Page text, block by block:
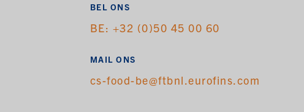
BEL ONS
BE: +32 (0)50 45 00 60
MAIL ONS
cs-food-be@ftbnl.eurofins.com